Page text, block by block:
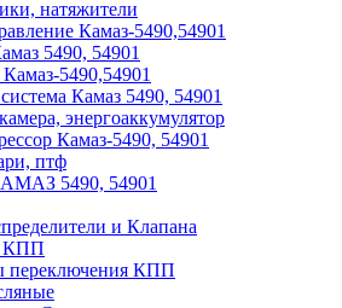
натяжители
Камаз-5490,54901
5490, 54901
5490,54901
Камаз 5490, 54901
энергоаккумулятор
Камаз-5490, 54901
птф
5490, 54901
и Клапана
КПП
переключения КПП